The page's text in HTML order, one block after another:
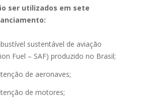
ser utilizados em sete
sustentável de aviação
Fuel – SAF) produzido no Brasil;
de aeronaves;
de motores;